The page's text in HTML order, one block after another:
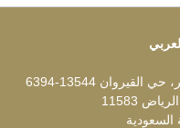
13544-6394
السعودية